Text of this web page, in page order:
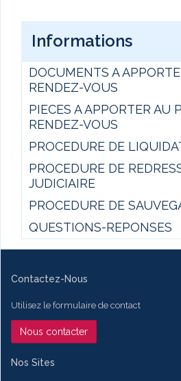
Informations
DOCUMENTS A
RENDEZ-VOUS
PIECES A APPORTER AU
RENDEZ-VOUS
PROCEDURE DE
PROCEDURE DE
JUDICIAIRE
PROCEDURE DE
QUESTIONS-REPONSES
Contactez-Nous
Utilisez le formulaire de contact
Nous contacter
Nos Sites